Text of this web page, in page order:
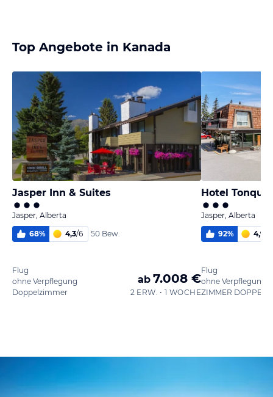
Top Angebote in Kanada
Jasper Inn & Suites
Jasper, Alberta
68% 4,3/6 50 Bew.
Flug
ohne Verpflegung
Doppelzimmer
ab 7.008 €
2 ERW. • 1 WOCHE
Hotel
Jasper, Alberta
92% 4,9
Flug
ohne Verpflegung